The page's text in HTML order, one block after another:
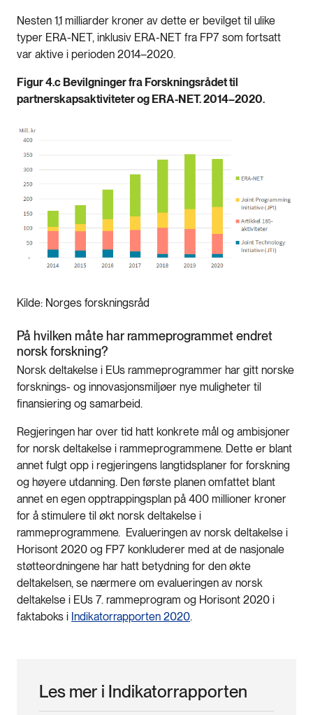
Nesten 1,1 milliarder kroner av dette er bevilget til ulike
typer ERA-NET, inklusiv ERA-NET fra FP7 som fortsatt
var aktive i perioden 2014–2020.
Figur 4.c Bevilgninger fra Forskningsrådet til
partnerskapsaktiviteter og ERA-NET. 2014–2020.
Kilde: Norges forskningsråd
På hvilken måte har rammeprogrammet endret
norsk forskning?
Norsk deltakelse i EUs rammeprogrammer har gitt norske
forsknings- og innovasjonsmiljøer nye muligheter til
finansiering og samarbeid.
Regjeringen har over tid hatt konkrete mål og ambisjoner
for norsk deltakelse i rammeprogrammene. Dette er blant
annet fulgt opp i regjeringens langtidsplaner for forskning
og høyere utdanning. Den første planen omfattet blant
annet en egen opptrappingsplan på 400 millioner kroner
for å stimulere til økt norsk deltakelse i
rammeprogrammene. Evalueringen av norsk deltakelse i
Horisont 2020 og FP7 konkluderer med at de nasjonale
støtteordningene har hatt betydning for den økte
deltakelsen, se nærmere om evalueringen av norsk
deltakelse i EUs 7. rammeprogram og Horisont 2020 i
faktaboks i Indikatorrapporten 2020.
Les mer i Indikatorrapporten